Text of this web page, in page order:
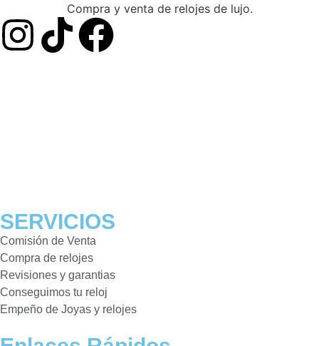
Compra y venta de relojes de lujo.
SERVICIOS
Comisión de Venta
Compra de relojes
Revisiones y garantias
Conseguimos tu reloj
Empeño de Joyas y relojes